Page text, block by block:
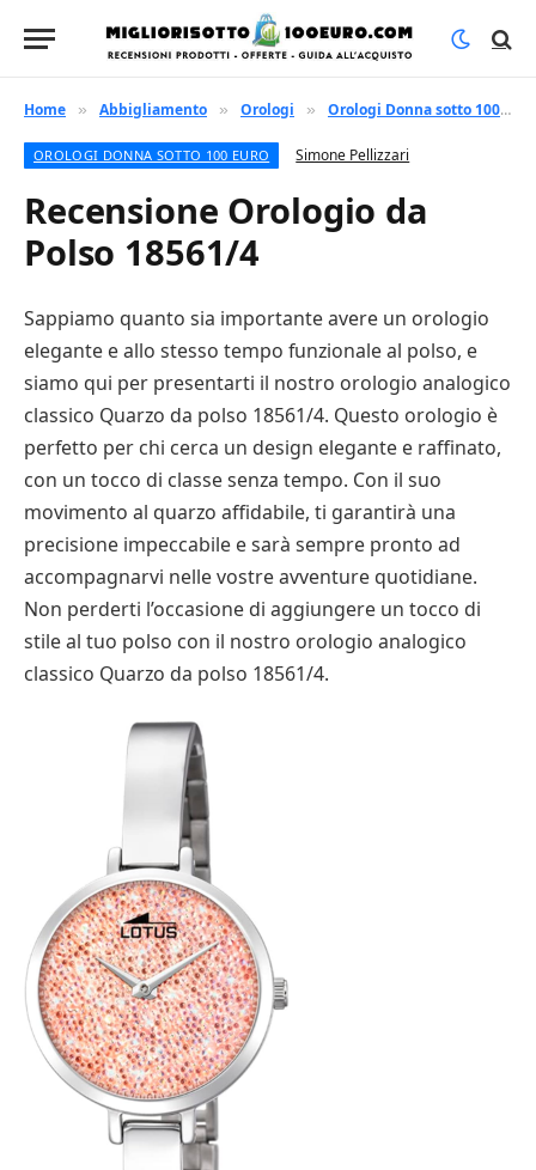
Home » Abbigliamento » Orologi » Orologi Donna sotto 100 euro
OROLOGI DONNA SOTTO 100 EURO Simone Pellizzari
Recensione Orologio da
Polso 18561/4
Sappiamo quanto sia importante avere un orologio
elegante e allo stesso tempo funzionale al polso, e
siamo qui per presentarti il nostro orologio analogico
classico Quarzo da polso 18561/4. Questo orologio è
perfetto per chi cerca un design elegante e raffinato,
con un tocco di classe senza tempo. Con il suo
movimento al quarzo affidabile, ti garantirà una
precisione impeccabile e sarà sempre pronto ad
accompagnarvi nelle vostre avventure quotidiane.
Non perderti l’occasione di aggiungere un tocco di
stile al tuo polso con il nostro orologio analogico
classico Quarzo da polso 18561/4.